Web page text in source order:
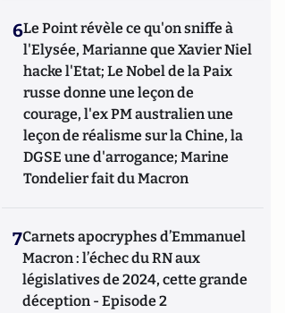
6Le Point révèle ce qu'on sniffe à
l'Elysée, Marianne que Xavier Niel
hacke l'Etat; Le Nobel de la Paix
russe donne une leçon de
courage, l'ex PM australien une
leçon de réalisme sur la Chine, la
DGSE une d'arrogance; Marine
Tondelier fait du Macron
7Carnets apocryphes d’Emmanuel
Macron : l’échec du RN aux
législatives de 2024, cette grande
déception - Episode 2